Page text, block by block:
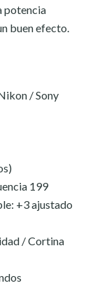
potencia
buen efecto.
/ Sony
199
+3 ajustado
/ Cortina